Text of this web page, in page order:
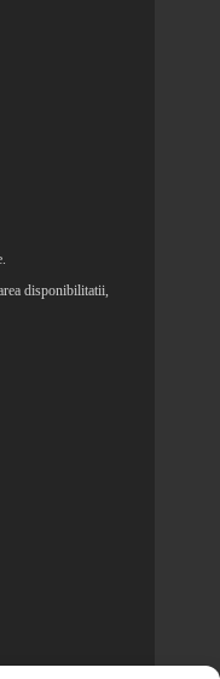
disponibilitatii,